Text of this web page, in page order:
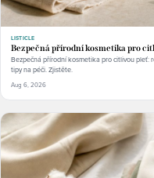
LISTICLE
Bezpečná přírodní kosmetika pro
Bezpečná přírodní kosmetika pro citlivou pleť:
tipy na péči. Zjistěte.
Aug 6, 2026